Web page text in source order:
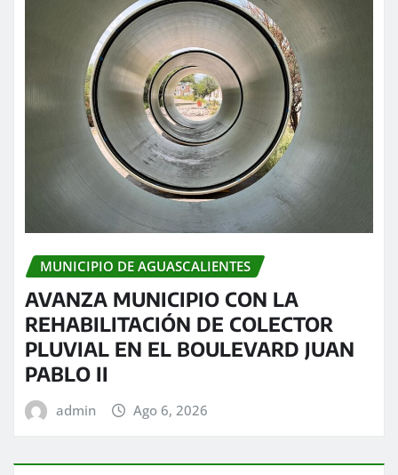
MUNICIPIO DE AGUASCALIENTES
AVANZA MUNICIPIO CON LA
REHABILITACIÓN DE COLECTOR
PLUVIAL EN EL BOULEVARD JUAN
PABLO II
admin Ago 6, 2026